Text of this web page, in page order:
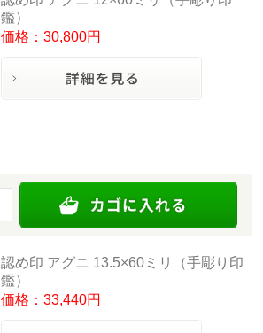
鑑）
価格：30,800円
認め印 アグニ 13.5×60ミリ（手彫り印
鑑）
価格：33,440円